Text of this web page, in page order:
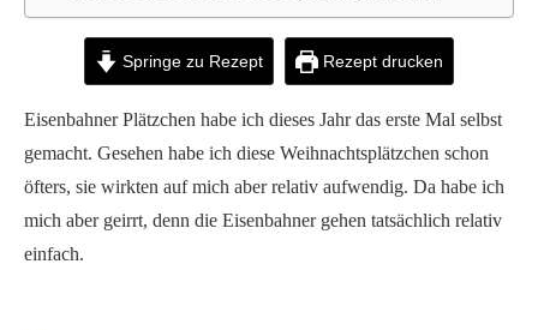
Springe zu Rezept Rezept drucken
Eisenbahner Plätzchen habe ich dieses Jahr das erste Mal selbst
gemacht. Gesehen habe ich diese Weihnachtsplätzchen schon
öfters, sie wirkten auf mich aber relativ aufwendig. Da habe ich
mich aber geirrt, denn die Eisenbahner gehen tatsächlich relativ
einfach.